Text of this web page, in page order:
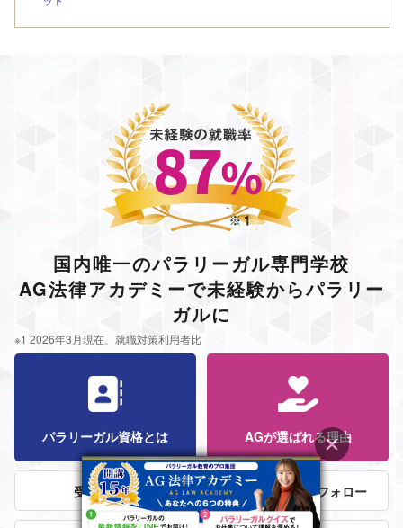
※1 2026年3月現在、就職対策利用者比
国内唯一のパラリーガル専門学校
AG法律アカデミーで未経験からパラリー
ガルに
パラリーガル資格とは AGが選ばれる理由
受講者の声 法律事務所就職フォロー